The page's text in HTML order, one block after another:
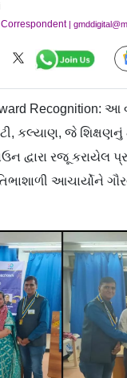
|
Recognition: આ
કલ્યાણ, જે શિક્ષણનું
દ્વારા રજૂ કરાયેલ
આચાર્યોને